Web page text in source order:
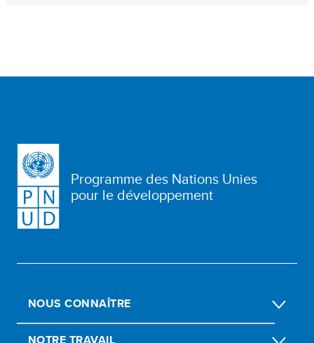
Programme des Nations Unies
pour le développement
NOUS CONNAÎTRE
NOTRE TRAVAIL